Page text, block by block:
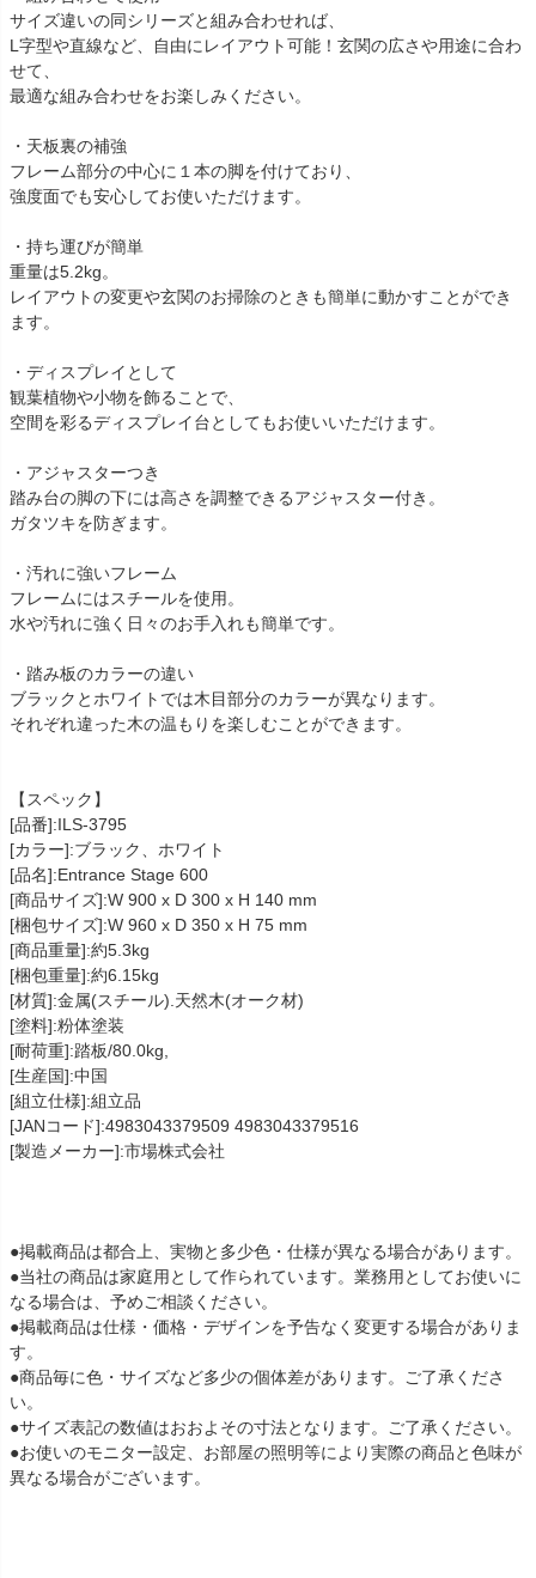
サイズ違いの同シリーズと組み合わせれば、
L字型や直線など、自由にレイアウト可能！玄関の広さや用途に合わ
せて、
最適な組み合わせをお楽しみください。
・天板裏の補強
フレーム部分の中心に１本の脚を付けており、
強度面でも安心してお使いただけます。
・持ち運びが簡単
重量は5.2kg。
レイアウトの変更や玄関のお掃除のときも簡単に動かすことができ
ます。
・ディスプレイとして
観葉植物や小物を飾ることで、
空間を彩るディスプレイ台としてもお使いいただけます。
・アジャスターつき
踏み台の脚の下には高さを調整できるアジャスター付き。
ガタツキを防ぎます。
・汚れに強いフレーム
フレームにはスチールを使用。
水や汚れに強く日々のお手入れも簡単です。
・踏み板のカラーの違い
ブラックとホワイトでは木目部分のカラーが異なります。
それぞれ違った木の温もりを楽しむことができます。
【スペック】
[品番]:ILS-3795
[カラー]:ブラック、ホワイト
[品名]:Entrance Stage 600
[商品サイズ]:W 900 x D 300 x H 140 mm
[梱包サイズ]:W 960 x D 350 x H 75 mm
[商品重量]:約5.3kg
[梱包重量]:約6.15kg
[材質]:金属(スチール).天然木(オーク材)
[塗料]:粉体塗装
[耐荷重]:踏板/80.0kg,
[生産国]:中国
[組立仕様]:組立品
[JANコード]:4983043379509 4983043379516
[製造メーカー]:市場株式会社
●掲載商品は都合上、実物と多少色・仕様が異なる場合があります。
●当社の商品は家庭用として作られています。業務用としてお使いに
なる場合は、予めご相談ください。
●掲載商品は仕様・価格・デザインを予告なく変更する場合がありま
す。
●商品毎に色・サイズなど多少の個体差があります。ご了承くださ
い。
●サイズ表記の数値はおおよその寸法となります。ご了承ください。
●お使いのモニター設定、お部屋の照明等により実際の商品と色味が
異なる場合がございます。